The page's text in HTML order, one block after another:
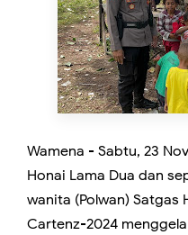
Wamena - Sabtu, 23
Honai Lama Dua dan
wanita (Polwan) Satgas
Cartenz-2024